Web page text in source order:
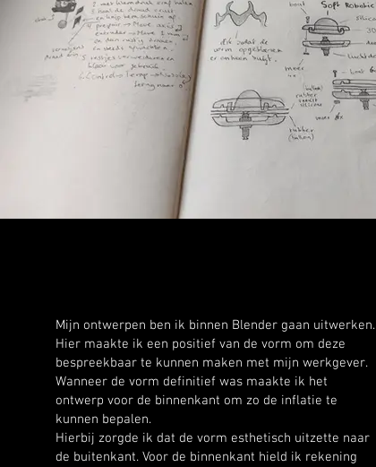
Mijn ontwerpen ben ik binnen Blender gaan uitwerken.
Hier maakte ik een positief van de vorm om deze
bespreekbaar te kunnen maken met mijn werkgever.
Wanneer de vorm definitief was maakte ik het
ontwerp voor de binnenkant om zo de inflatie te
kunnen bepalen.
Hierbij zorgde ik dat de vorm esthetisch uitzette naar
de buitenkant. Voor de binnenkant hield ik rekening